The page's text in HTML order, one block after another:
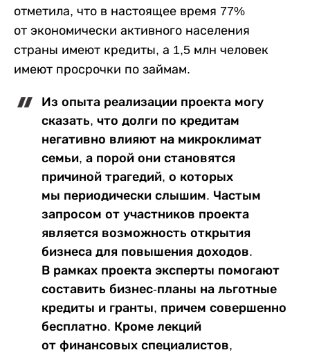
отметила, что в настоящее время 77%
от экономически активного населения
страны имеют кредиты, а 1,5 млн человек
имеют просрочки по займам.
Из опыта реализации проекта могу
сказать, что долги по кредитам
негативно влияют на микроклимат
семьи, а порой они становятся
причиной трагедий, о которых
мы периодически слышим. Частым
запросом от участников проекта
является возможность открытия
бизнеса для повышения доходов.
В рамках проекта эксперты помогают
составить бизнес-планы на льготные
кредиты и гранты, причем совершенно
бесплатно. Кроме лекций
от финансовых специалистов,